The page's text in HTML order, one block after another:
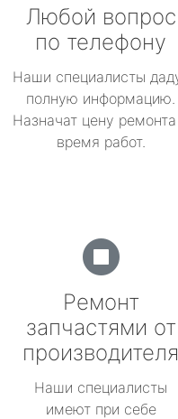
Любой вопрос
по телефону
Наши специалисты
полную информацию.
Назначат цену
время работ.
Ремонт
запчастями от
производителя
Наши специалисты
имеют при себе